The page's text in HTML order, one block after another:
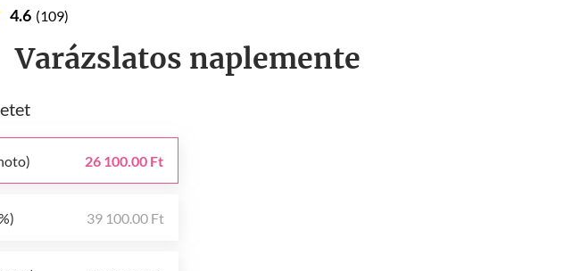
4.6 (109)
Varázslatos naplemente
26 100.00 Ft
39 100.00 Ft